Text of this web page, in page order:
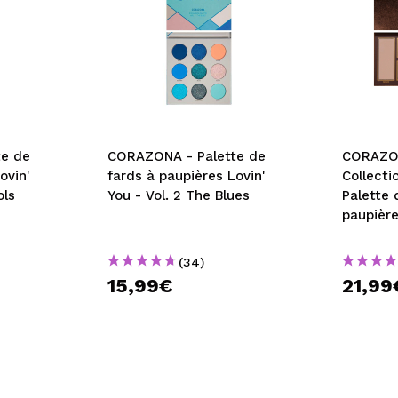
de
CORAZONA - Palette de
fards à paupières Lovin'
You - Vol. 2 The Blues
(34)
15,99€
Palette